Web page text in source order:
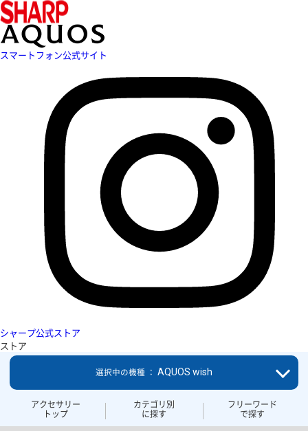
スマートフォン公式サイト
シャープ公式ストア
ストア
アクセサリー
トップ
カテゴリ別
に探す
フリーワード
で探す
選択中の機種 ： AQUOS wish